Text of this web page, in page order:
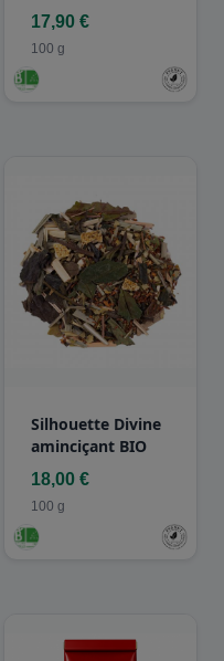
17,90 €
100 g
Silhouette Divine
aminciçant BIO
18,00 €
100 g